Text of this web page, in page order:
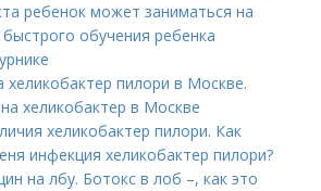
ребенок может заниматься на
обучения ребенка
хеликобактер пилори в Москве.
хеликобактер в Москве
хеликобактер пилори. Как
инфекция хеликобактер пилори?
на лбу. Ботокс в лоб –, как это